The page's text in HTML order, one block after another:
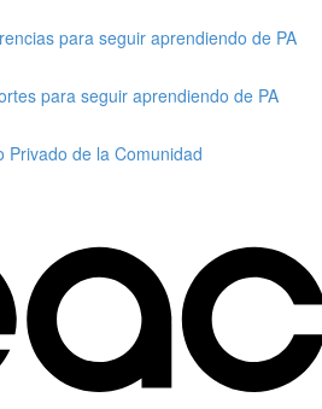
para seguir aprendiendo de PA
para seguir aprendiendo de PA
Privado de la Comunidad